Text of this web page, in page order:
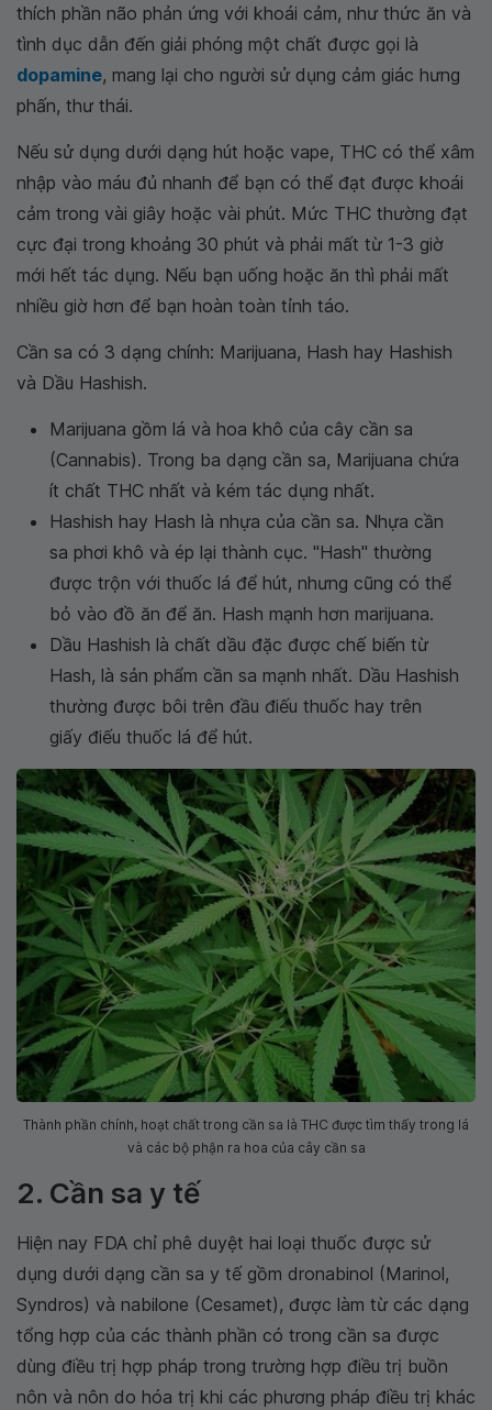
thích phần não phản ứng với khoái cảm, như thức ăn và
tình dục dẫn đến giải phóng một chất được gọi là
dopamine, mang lại cho người sử dụng cảm giác hưng
phấn, thư thái.
Nếu sử dụng dưới dạng hút hoặc vape, THC có thể xâm
nhập vào máu đủ nhanh để bạn có thể đạt được khoái
cảm trong vài giây hoặc vài phút. Mức THC thường đạt
cực đại trong khoảng 30 phút và phải mất từ 1-3 giờ
mới hết tác dụng. Nếu bạn uống hoặc ăn thì phải mất
nhiều giờ hơn để bạn hoàn toàn tỉnh táo.
Cần sa có 3 dạng chính: Marijuana, Hash hay Hashish
và Dầu Hashish.
Marijuana gồm lá và hoa khô của cây cần sa
(Cannabis). Trong ba dạng cần sa, Marijuana chứa
ít chất THC nhất và kém tác dụng nhất.
Hashish hay Hash là nhựa của cần sa. Nhựa cần
sa phơi khô và ép lại thành cục. "Hash" thường
được trộn với thuốc lá để hút, nhưng cũng có thể
bỏ vào đồ ăn để ăn. Hash mạnh hơn marijuana.
Dầu Hashish là chất dầu đặc được chế biến từ
Hash, là sản phẩm cần sa mạnh nhất. Dầu Hashish
thường được bôi trên đầu điếu thuốc hay trên
giấy điếu thuốc lá để hút.
Thành phần chính, hoạt chất trong cần sa là THC được tìm thấy trong lá
và các bộ phận ra hoa của cây cần sa
2. Cần sa y tế
Hiện nay FDA chỉ phê duyệt hai loại thuốc được sử
dụng dưới dạng cần sa y tế gồm dronabinol (Marinol,
Syndros) và nabilone (Cesamet), được làm từ các dạng
tổng hợp của các thành phần có trong cần sa được
dùng điều trị hợp pháp trong trường hợp điều trị buồn
nôn và nôn do hóa trị khi các phương pháp điều trị khác